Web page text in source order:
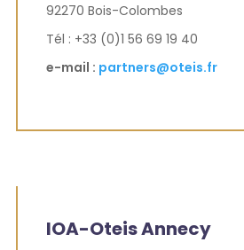
92270 Bois-Colombes
Tél : +33 (0)1 56 69 19 40
e-mail : partners@oteis.fr
IOA-Oteis Annecy